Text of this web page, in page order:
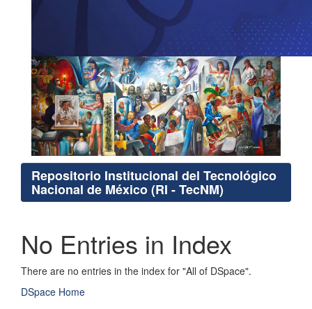
Repositorio Institucional del Tecnológico
Nacional de México (RI - TecNM)
No Entries in Index
There are no entries in the index for "All of DSpace".
DSpace Home